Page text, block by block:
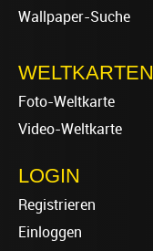
Wallpaper-Suche
WELTKARTEN
Foto-Weltkarte
Video-Weltkarte
LOGIN
Registrieren
Einloggen